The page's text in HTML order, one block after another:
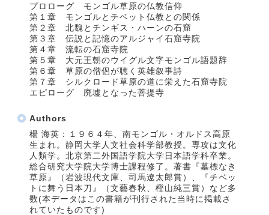
プロローグ モンゴル草原の仏教信仰
第１章 モンゴルとチベット仏教との関係
第２章 北魏とチンギス・ハーンの石窟
第３章 伝説と記憶のアルジャイ石窟寺院
第４章 流転の石窟寺院
第５章 大元王朝のウイグル文字モンゴル語題辞
第６章 草原の僧侶が聴く英雄叙事詩
第７章 シルクロード草原の道に栄えた石窟寺院
エピローグ 廃墟となった菩提寺
Authors
楊 海英：１９６４年、南モンゴル・オルドス高原
生まれ。静岡大学人文社会科学部教授。専攻は文化
人類学。北京第二外国語学院大学日本語学科卒業。
総合研究大学院大学博士課程修了。著書『墓標なき
草原』（岩波現代文庫、司馬遼太郎賞）、『チベッ
トに舞う日本刀』（文藝春秋、樫山純三賞）など多
数(本データはこの書籍が刊行された当時に掲載さ
れていたものです)